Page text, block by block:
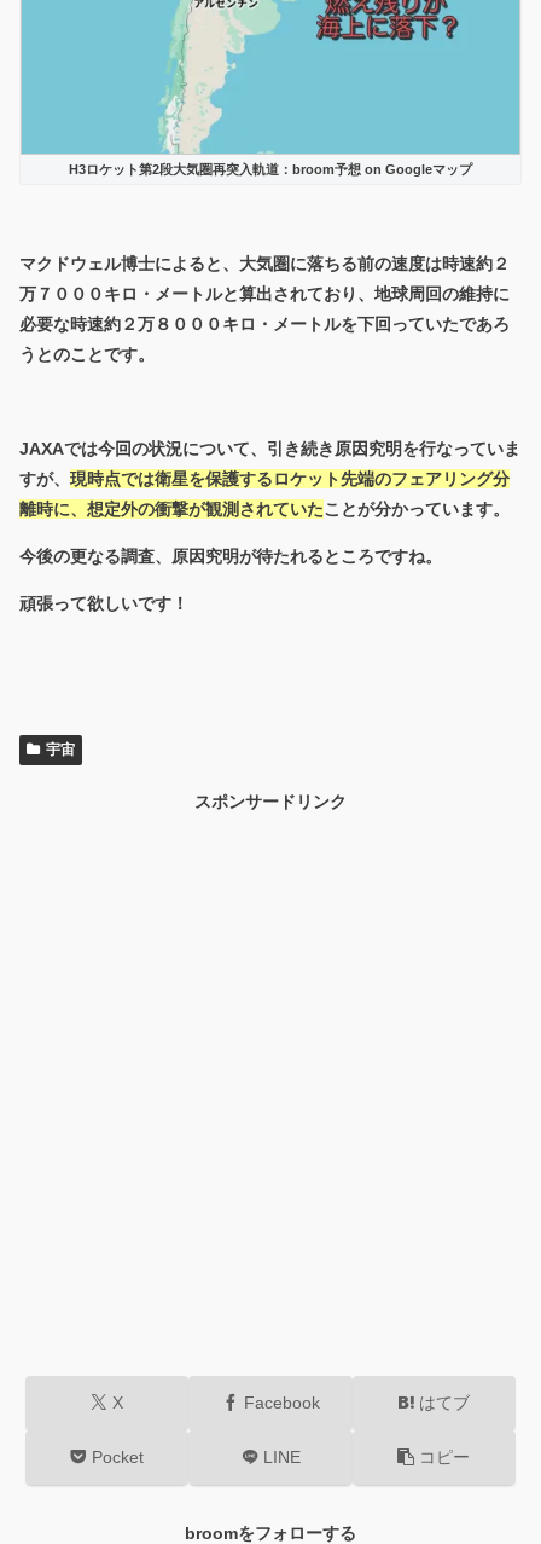
H3ロケット第2段大気圏再突入軌道：broom予想 on Googleマップ
マクドウェル博士によると、大気圏に落ちる前の速度は時速約２
万７０００キロ・メートルと算出されており、地球周回の維持に
必要な時速約２万８０００キロ・メートルを下回っていたであろ
うとのことです。
JAXAでは今回の状況について、引き続き原因究明を行なっていま
すが、 現時点では衛星を保護するロケット先端のフェアリング分
離時に、想定外の衝撃が観測されていたことが分かっています。
今後の更なる調査、原因究明が待たれるところですね。
頑張って欲しいです！
宇宙
スポンサードリンク
X Facebook はてブ
Pocket LINE コピー
broomをフォローする